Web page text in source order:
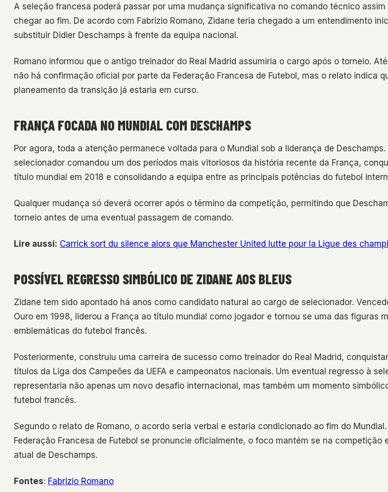
A seleção francesa poderá passar por uma mudança significativa no comando técnico assim
chegar ao fim. De acordo com Fabrizio Romano, Zidane teria chegado a um entendimento
substituir Didier Deschamps à frente da equipa nacional.
Romano informou que o antigo treinador do Real Madrid assumiria o cargo após o torneio.
não há confirmação oficial por parte da Federação Francesa de Futebol, mas o relato indica
planeamento da transição já estaria em curso.
FRANÇA FOCADA NO MUNDIAL COM DESCHAMPS
Por agora, toda a atenção permanece voltada para o Mundial sob a liderança de Deschamps.
selecionador comandou um dos períodos mais vitoriosos da história recente da França,
título mundial em 2018 e consolidando a equipa entre as principais potências do futebol
Qualquer mudança só deverá ocorrer após o término da competição, permitindo que
torneio antes de uma eventual passagem de comando.
Lire aussi: Carrick sort du silence alors que Manchester United lutte pour la Ligue des
POSSÍVEL REGRESSO SIMBÓLICO DE ZIDANE AOS BLEUS
Zidane tem sido apontado há anos como candidato natural ao cargo de selecionador.
Ouro em 1998, liderou a França ao título mundial como jogador e tornou se uma das figuras
emblemáticas do futebol francês.
Posteriormente, construiu uma carreira de sucesso como treinador do Real Madrid,
títulos da Liga dos Campeões da UEFA e campeonatos nacionais. Um eventual regresso à
representaria não apenas um novo desafio internacional, mas também um momento
futebol francês.
Segundo o relato de Romano, o acordo seria verbal e estaria condicionado ao fim do
Federação Francesa de Futebol se pronuncie oficialmente, o foco mantém se na competição
atual de Deschamps.
Fontes: Fabrizio Romano